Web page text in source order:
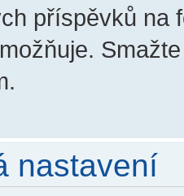
příspěvků na
nastavení